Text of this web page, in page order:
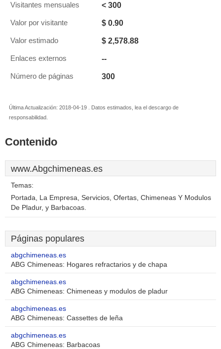
Visitantes mensuales < 300
Valor por visitante $ 0.90
Valor estimado $ 2,578.88
Enlaces externos --
Número de páginas 300
Última Actualización: 2018-04-19 . Datos estimados, lea el descargo de
responsabilidad.
Contenido
www.Abgchimeneas.es
Temas:
Portada, La Empresa, Servicios, Ofertas, Chimeneas Y Modulos
De Pladur, y Barbacoas.
Páginas populares
abgchimeneas.es
ABG Chimeneas: Hogares refractarios y de chapa
abgchimeneas.es
ABG Chimeneas: Chimeneas y modulos de pladur
abgchimeneas.es
ABG Chimeneas: Cassettes de leña
abgchimeneas.es
ABG Chimeneas: Barbacoas